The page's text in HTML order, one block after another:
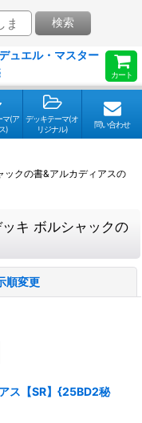
カート
検索
マ(ア
)
デッキテーマ(オ
リジナル)
問い合わせ
クの書&アルカディアスの
キ ボルシャックの
順変更
ス【SR】{25BD2秘